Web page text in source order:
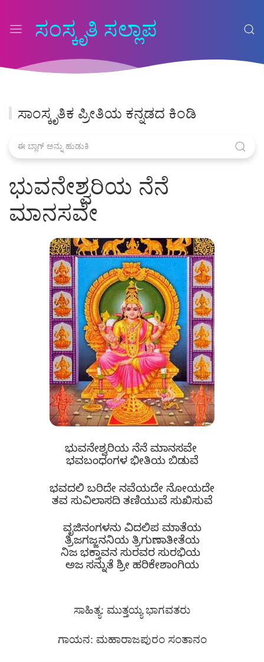
ಸಂಸ್ಕೃತಿ ಸಲ್ಲಾಪ
ಸಾಂಸ್ಕೃತಿಕ ಪ್ರೀತಿಯ ಕನ್ನಡದ ಕಿಂಡಿ
ಭುವನೇಶ್ವರಿಯ ನೆನೆ
ಮಾನಸವೇ
ಭುವನೇಶ್ವರಿಯ ನೆನೆ ಮಾನಸವೇ
ಭವಬಂಧಂಗಳ ಭೀತಿಯ ಬಿಡುವೆ
ಭವದಲಿ ಬರಿದೇ ನವೆಯದೇ ನೋಯದೇ
ತವ ಸುವಿಲಾಸದಿ ತಣಿಯುವೆ ಸುಖಿಸುವೆ
ವೃಜಿನಂಗಳನು ವಿದಲಿಪ ಮಾತೆಯ
ತ್ರಿಜಗಜ್ಜನನಿಯ ತ್ರಿಗುಣಾತೀತೆಯ
ನಿಜ ಭಕ್ತಾವನ ಸುರವರ ಸುರಭಿಯ
ಅಜ ಸನ್ನುತೆ ಶ್ರೀ ಹರಿಕೇಶಾಂಗಿಯ
ಸಾಹಿತ್ಯ: ಮುತ್ತಯ್ಯ ಭಾಗವತರು
ಗಾಯನ: ಮಹಾರಾಜಪುರಂ ಸಂತಾನಂ